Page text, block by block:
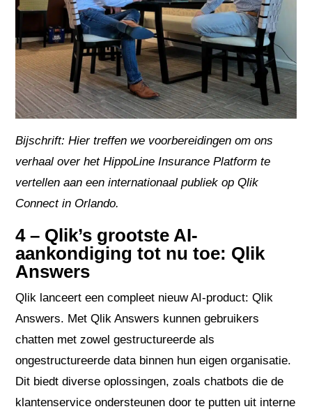
Bijschrift: Hier treffen we voorbereidingen om ons
verhaal over het HippoLine Insurance Platform te
vertellen aan een internationaal publiek op Qlik
Connect in Orlando.
4 – Qlik’s grootste AI-
aankondiging tot nu toe: Qlik
Answers
Qlik lanceert een compleet nieuw AI-product: Qlik
Answers. Met Qlik Answers kunnen gebruikers
chatten met zowel gestructureerde als
ongestructureerde data binnen hun eigen organisatie.
Dit biedt diverse oplossingen, zoals chatbots die de
klantenservice ondersteunen door te putten uit interne